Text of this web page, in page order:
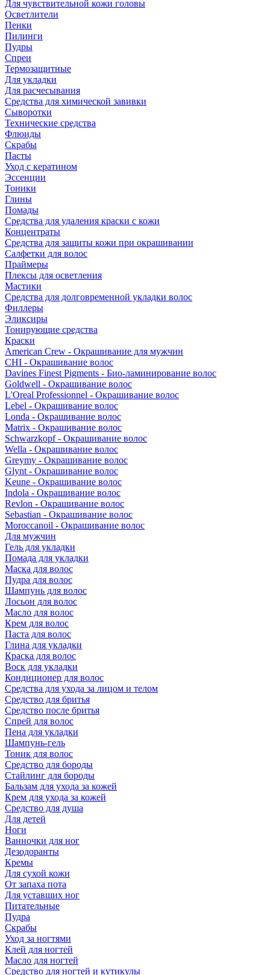
Для чувствительной кожи головы
Осветлители
Пенки
Пилинги
Пудры
Спреи
Термозащитные
Для укладки
Для расчесывания
Средства для химической завивки
Сыворотки
Технические средства
Флюиды
Скрабы
Пасты
Уход с кератином
Эссенции
Тоники
Глины
Помады
Средства для удаления краски с кожи
Концентраты
Средства для защиты кожи при окрашивании
Салфетки для волос
Праймеры
Плексы для осветления
Мастики
Средства для долговременной укладки волос
Филлеры
Эликсиры
Тонирующие средства
Краски
American Crew - Окрашивание для мужчин
CHI - Окрашивание волос
Davines Finest Pigments - Био-ламинирование волос
Goldwell - Окрашивание волос
L'Oreal Professionnel - Окрашивание волос
Lebel - Окрашивание волос
Londa - Окрашивание волос
Matrix - Окрашивание волос
Schwarzkopf - Окрашивание волос
Wella - Окрашивание волос
Greymy - Окрашивание волос
Glynt - Окрашивание волос
Keune - Окрашивание волос
Indola - Окрашивание волос
Revlon - Окрашивание волос
Sebastian - Окрашивание волос
Moroccanoil - Окрашивание волос
Для мужчин
Гель для укладки
Помада для укладки
Маска для волос
Пудра для волос
Шампунь для волос
Лосьон для волос
Масло для волос
Крем для волос
Паста для волос
Глина для укладки
Краска для волос
Воск для укладки
Кондиционер для волос
Средства для ухода за лицом и телом
Средство для бритья
Средство после бритья
Спрей для волос
Пена для укладки
Шампунь-гель
Тоник для волос
Средство для бороды
Стайлинг для бороды
Бальзам для ухода за кожей
Крем для ухода за кожей
Средство для душа
Для детей
Ноги
Ванночки для ног
Дезодоранты
Кремы
Для сухой кожи
От запаха пота
Для уставших ног
Питательные
Пудра
Скрабы
Уход за ногтями
Клей для ногтей
Масло для ногтей
Средство для ногтей и кутикулы